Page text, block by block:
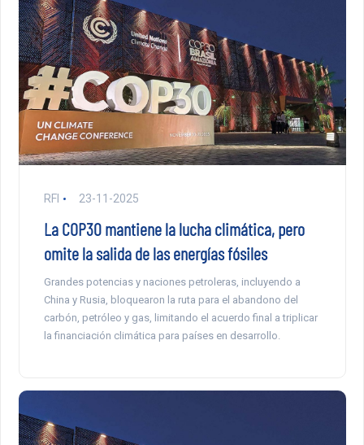
RFI 23-11-2025
La COP30 mantiene la lucha climática, pero
omite la salida de las energías fósiles
Grandes potencias y naciones petroleras, incluyendo a
China y Rusia, bloquearon la ruta para el abandono del
carbón, petróleo y gas, limitando el acuerdo final a triplicar
la financiación climática para países en desarrollo.